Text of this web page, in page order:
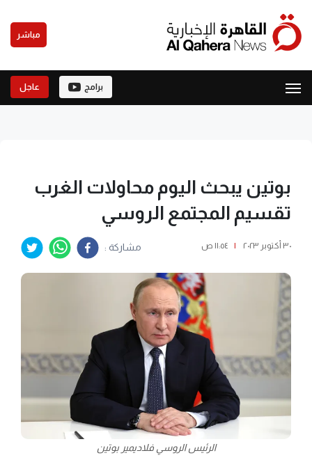
مباشر
برامج عاجل
بوتين يبحث اليوم محاولات الغرب
تقسيم المجتمع الروسي
٣٠ أكتوبر ٢٠٢٣ | ١١:٥٤ ص مشاركة :
الرئيس الروسي فلاديمير بوتين